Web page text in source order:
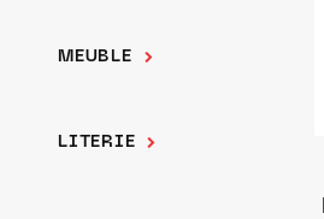
MEUBLE
LITERIE